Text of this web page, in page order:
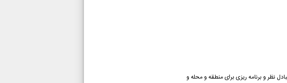
نظر و برنامه ریزی برای منطقه و محله و